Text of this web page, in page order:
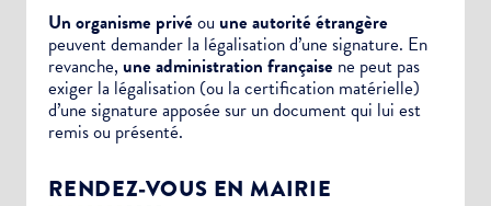
Un organisme privéou une autorité étrangère
peuvent demander la légalisation d’une signature. En
revanche, une administration française ne peut pas
exiger la légalisation (ou la certification matérielle)
d’une signature apposée sur un document qui lui est
remis ou présenté.
RENDEZ-VOUS EN MAIRIE